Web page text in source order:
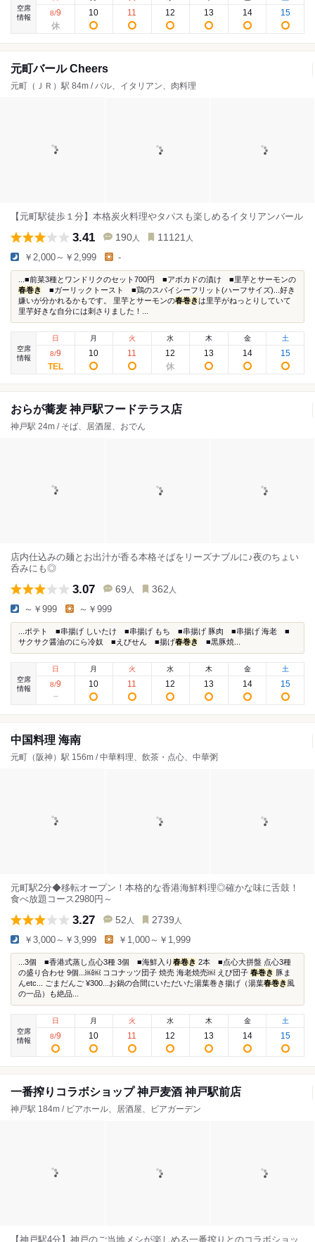
空席
情報
8/9 10 11 12 13 14 15
元町バール Cheers
元町（ＪＲ）駅 84m / バル、イタリアン、肉料理
【元町駅徒歩１分】本格炭火料理やタパスも楽しめるイタリアンバール
3.41 190 人 11121 人
￥2,000～￥2,999 -
...■前菜3種とワンドリクのセット700円 ■アボカドの漬け ■里芋とサーモンの
春巻き
■ガーリックトースト ■鶏のスパイシーフリット(ハーフサイズ)...好き
嫌いが分かれるかもです。 里芋とサーモンの春巻きは里芋がねっとりしていて
里芋好きな自分には刺さりました！...
空席
情報
日
8/9
月
10
火
11
水
12
木
13
金
14
土
15
おらが蕎麦 神戸駅フードテラス店
神戸駅 24m / そば、居酒屋、おでん
店内仕込みの麺とお出汁が香る本格そばをリーズナブルに♪夜のちょい
呑みにも◎
3.07 69 人 362 人
～￥999 ～￥999
...ポテト ■串揚げ しいたけ ■串揚げ もち ■串揚げ 豚肉 ■串揚げ 海老 ■
サクサク醤油のにら冷奴 ■えびせん ■揚げ春巻き ■黒豚焼...
空席
情報
日
8/9
月
10
火
11
水
12
木
13
金
14
土
15
中国料理 海南
元町（阪神）駅 156m / 中華料理、飲茶・点心、中華粥
元町駅2分◆移転オープン！本格的な香港海鮮料理◎確かな味に舌鼓！
食べ放題コース2980円～
3.27 52 人 2739 人
￥3,000～￥3,999 ￥1,000～￥1,999
...3個 ■香港式蒸し点心3種 3個 ■海鮮入り春卷き 2本 ■点心大拼盤 点心3種
の盛り合わせ 9個...￼￼ ココナッツ団子 焼売 海老焼売￼ えび団子 春巻き 豚ま
んetc... ごまだんご ¥300...お鍋の合間にいただいた湯葉巻き揚げ（湯葉春巻き 風
の一品）も絶品...
空席
情報
日
8/9
月
10
火
11
水
12
木
13
金
14
土
15
一番搾りコラボショップ 神戸麦酒 神戸駅前店
神戸駅 184m / ビアホール、居酒屋、ビアガーデン
【神戸駅4分】神戸のご当地メシが楽しめる一番搾りとのコラボショッ